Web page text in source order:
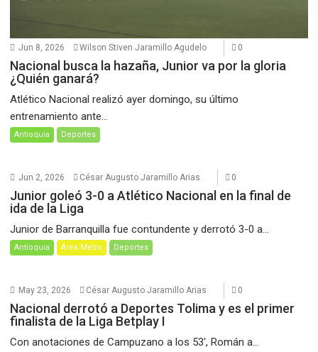
Jun 8, 2026 Wilson Stiven Jaramillo Agudelo 0
Nacional busca la hazaña, Junior va por la gloria
¿Quién ganará?
Atlético Nacional realizó ayer domingo, su último
entrenamiento ante...
Antioquia Deportes
Jun 2, 2026 César Augusto Jaramillo Arias 0
Junior goleó 3-0 a Atlético Nacional en la final de
ida de la Liga
Junior de Barranquilla fue contundente y derrotó 3-0 a...
Antioquia Área Metro Deportes
May 23, 2026 César Augusto Jaramillo Arias 0
Nacional derrotó a Deportes Tolima y es el primer
finalista de la Liga Betplay I
Con anotaciones de Campuzano a los 53′, Román a...